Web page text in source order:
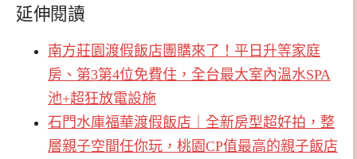
延伸閱讀
南方莊園渡假飯店團購來了！平日升等家庭
房、第3第4位免費住，全台最大室內溫水SPA
池+超狂放電設施
石門水庫福華渡假飯店｜全新房型超好拍，整
層親子空間任你玩，桃園CP值最高的親子飯店